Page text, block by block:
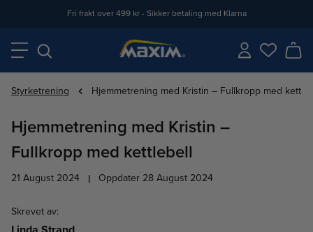
Fri frakt over 499 kr - Sikker betaling med Klarna
Styrketrening Hjemmetrening med Kristin – Fullkropp med
Hjemmetrening med Kristin –
Fullkropp med kettlebell
21 August 2024 | Oppdater 28 August 2024
Skrevet av: